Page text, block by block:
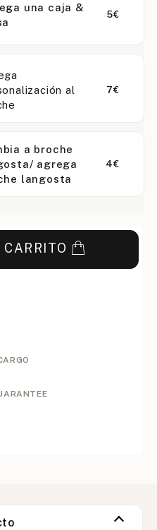
una caja &
5€
al
7€
a broche
agrega
langosta
4€